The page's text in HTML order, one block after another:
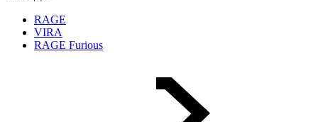
RAGE
VIRA
RAGE Furious